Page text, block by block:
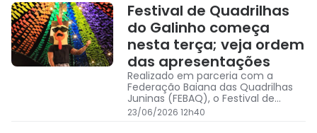
Festival de Quadrilhas
do Galinho começa
nesta terça; veja ordem
das apresentações
Realizado em parceria com a
Federação Baiana das Quadrilhas
Juninas (FEBAQ), o Festival de
Quadrilhas acontecerá nos dias 23
e 24 de junho
23/06/2026 12h40